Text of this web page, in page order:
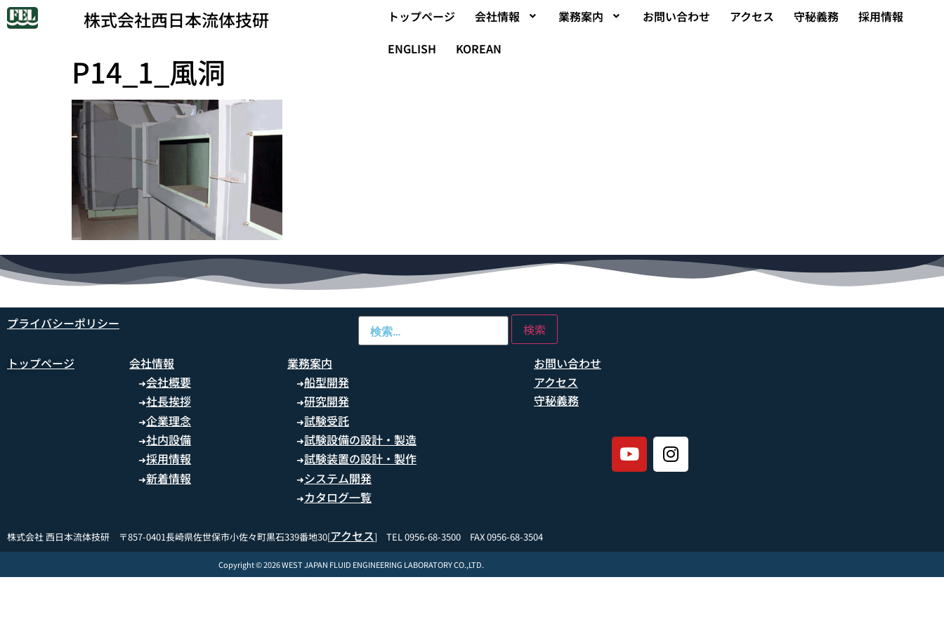
トップページ 会社情報 業務案内 お問い合わせ アクセス 守秘義務
採用情報
ENGLISH
KOREAN
株式会社西日本流体技研
P14_1_風洞
プライバシーポリシー
トップページ 会社情報
➜会社概要
➜社長挨拶
➜企業理念
➜社内設備
➜採用情報
➜新着情報
業務案内
➜船型開発
➜研究開発
➜試験受託
➜試験設備の設計・製造
➜試験装置の設計・製作
➜システム開発
➜カタログ一覧
お問い合わせ
アクセス
守秘義務
株式会社 西日本流体技研 〒857-0401長崎県佐世保市小佐々町黒石339番地30[アクセス] TEL 0956-68-3500 FAX 0956-68-3504
Copyright © 2026 WEST JAPAN FLUID ENGINEERING LABORATORY CO.,LTD.